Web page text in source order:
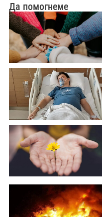
Да помогнеме